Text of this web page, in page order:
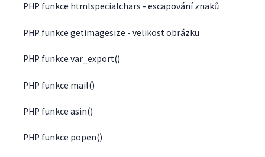
PHP funkce htmlspecialchars - escapování znaků
PHP funkce getimagesize - velikost obrázku
PHP funkce var_export()
PHP funkce mail()
PHP funkce asin()
PHP funkce popen()